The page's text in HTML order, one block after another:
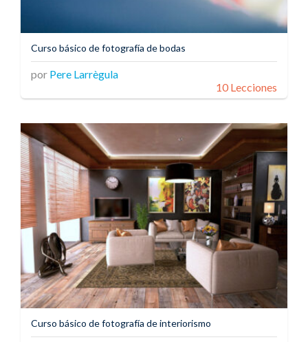
Curso básico de fotografía de bodas
por Pere Larrègula
10 Lecciones
Curso básico de fotografía de interiorismo